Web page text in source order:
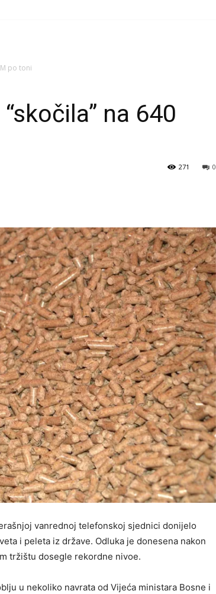
po toni
na 640
0
271
vanrednoj telefonskoj sjednici donijelo
i peleta iz države. Odluka je donesena nakon
tržištu dosegle rekordne nivoe.
u nekoliko navrata od Vijeća ministara Bosne i